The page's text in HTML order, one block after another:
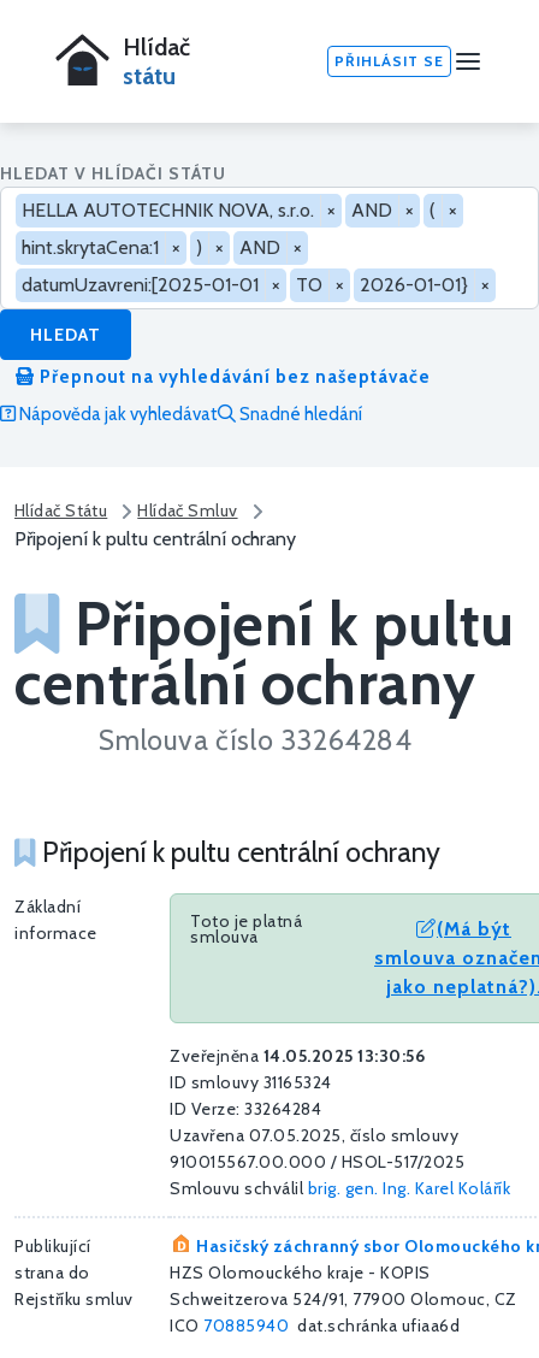
Hlídač
státu
PŘIHLÁSIT SE
HLEDAT V HLÍDAČI STÁTU
HELLA AUTOTECHNIK NOVA, s.r.o. × AND × (
×
hint.skrytaCena:1 × ) × AND
×
datumUzavreni:[2025-01-01 × TO × 2026-01-01} ×
HLEDAT
Přepnout na vyhledávání bez našeptávače
Nápověda jak vyhledávat
Snadné hledání
Hlídač Státu Hlídač Smluv
Připojení k pultu centrální ochrany
Připojení k pultu
centrální ochrany
Smlouva číslo 33264284
Připojení k pultu centrální ochrany
Základní
informace
Toto je platná
smlouva
(Má být
smlouva
jako
Zveřejněna 14.05.2025 13:30:56
ID smlouvy 31165324
ID Verze: 33264284
Uzavřena 07.05.2025, číslo smlouvy
910015567.00.000 / HSOL-517/2025
Smlouvu schválil brig. gen. Ing. Karel Kolářík
Publikující
strana do
Rejstříku smluv
Hasičský záchranný sbor Olomouckého
HZS Olomouckého kraje - KOPIS
Schweitzerova 524/91, 77900 Olomouc, CZ
ICO 70885940 dat.schránka ufiaa6d